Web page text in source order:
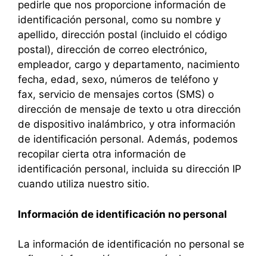
pedirle que nos proporcione información de
identificación personal, como su nombre y
apellido, dirección postal (incluido el código
postal), dirección de correo electrónico,
empleador, cargo y departamento, nacimiento
fecha, edad, sexo, números de teléfono y
fax, servicio de mensajes cortos (SMS) o
dirección de mensaje de texto u otra dirección
de dispositivo inalámbrico, y otra información
de identificación personal. Además, podemos
recopilar cierta otra información de
identificación personal, incluida su dirección IP
cuando utiliza nuestro sitio.
Información de identificación no personal
La información de identificación no personal se